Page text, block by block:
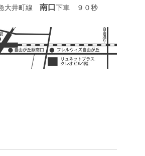
大井町線 南口 下車 ９０秒